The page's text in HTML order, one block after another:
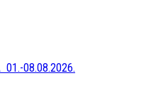
01.-08.08.2026.